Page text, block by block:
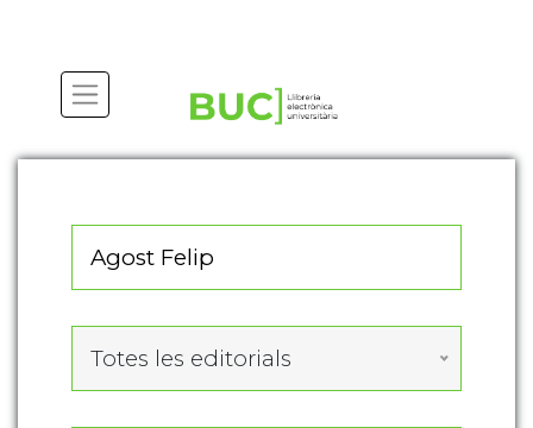
Totes les editorials